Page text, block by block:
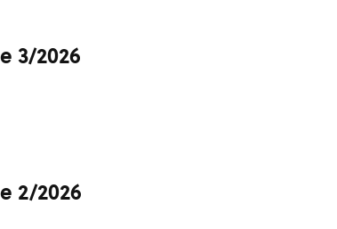
3/2026
2/2026